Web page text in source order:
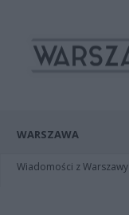
WARSZAWA
Wiadomości z Warszawy